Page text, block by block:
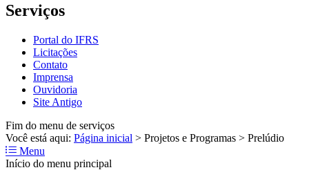
Serviços
Portal do IFRS
Licitações
Contato
Imprensa
Ouvidoria
Site Antigo
Fim do menu de serviços
Você está aqui: Página inicial > Projetos e Programas > Prelúdio
Menu
Início do menu principal